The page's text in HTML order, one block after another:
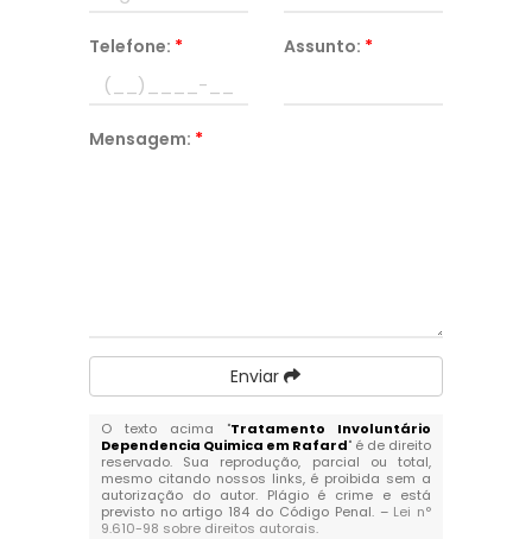
Telefone: * Assunto: *
Mensagem: *
Enviar
O texto acima "Tratamento Involuntário
Dependencia Quimica em Rafard" é de direito
reservado. Sua reprodução, parcial ou total,
mesmo citando nossos links, é proibida sem a
autorização do autor. Plágio é crime e está
previsto no artigo 184 do Código Penal. – Lei n°
9.610-98 sobre direitos autorais.